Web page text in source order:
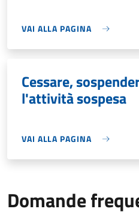
VAI ALLA PAGINA
Cessare,
l'attività sospesa
VAI ALLA PAGINA
Domande